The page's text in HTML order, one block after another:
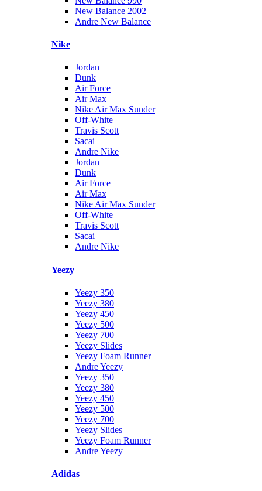
New Balance 2002
Andre New Balance
Nike
Jordan
Dunk
Air Force
Air Max
Nike Air Max Sunder
Off-White
Travis Scott
Sacai
Andre Nike
Jordan
Dunk
Air Force
Air Max
Nike Air Max Sunder
Off-White
Travis Scott
Sacai
Andre Nike
Yeezy
Yeezy 350
Yeezy 380
Yeezy 450
Yeezy 500
Yeezy 700
Yeezy Slides
Yeezy Foam Runner
Andre Yeezy
Yeezy 350
Yeezy 380
Yeezy 450
Yeezy 500
Yeezy 700
Yeezy Slides
Yeezy Foam Runner
Andre Yeezy
Adidas